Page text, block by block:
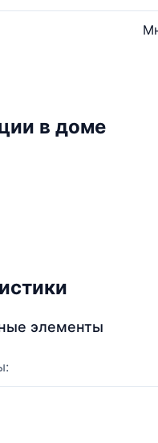
в доме
элементы